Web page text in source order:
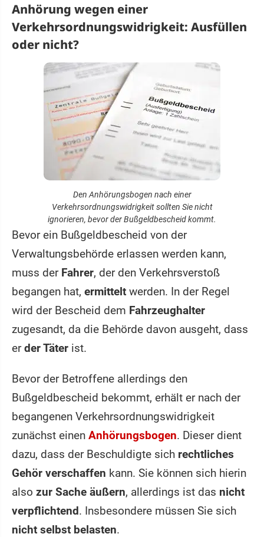
Anhörung wegen einer
Verkehrsordnungswidrigkeit: Ausfüllen
oder nicht?
Den Anhörungsbogen nach einer
Verkehrsordnungswidrigkeit sollten Sie nicht
ignorieren, bevor der Bußgeldbescheid kommt.
Bevor ein Bußgeldbescheid von der
Verwaltungsbehörde erlassen werden kann,
muss der Fahrer, der den Verkehrsverstoß
begangen hat, ermittelt werden. In der Regel
wird der Bescheid dem Fahrzeughalter
zugesandt, da die Behörde davon ausgeht, dass
erder Täter ist.
Bevor der Betroffene allerdings den
Bußgeldbescheid bekommt, erhält er nach der
begangenen Verkehrsordnungswidrigkeit
zunächst einen Anhörungsbogen. Dieser dient
dazu, dass der Beschuldigte sich rechtliches
Gehör verschaffen kann. Sie können sich hierin
also zur Sache äußern, allerdings ist das nicht
verpflichtend. Insbesondere müssen Sie sich
nicht selbst belasten.